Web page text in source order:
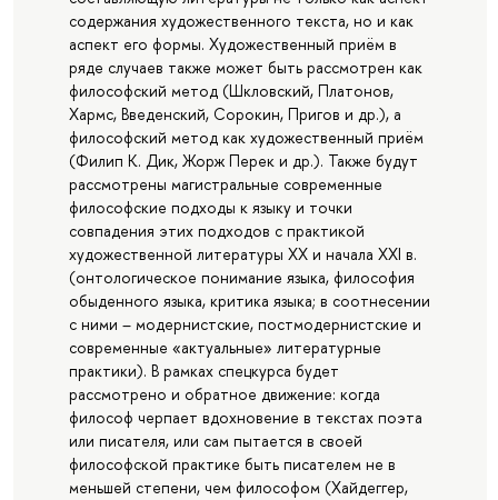
содержания художественного текста, но и как
аспект его формы. Художественный приём в
ряде случаев также может быть рассмотрен как
философский метод (Шкловский, Платонов,
Хармс, Введенский, Сорокин, Пригов и др.), а
философский метод как художественный приём
(Филип К. Дик, Жорж Перек и др.). Также будут
рассмотрены магистральные современные
философские подходы к языку и точки
совпадения этих подходов с практикой
художественной литературы XX и начала XXI в.
(онтологическое понимание языка, философия
обыденного языка, критика языка; в соотнесении
с ними – модернистские, постмодернистские и
современные «актуальные» литературные
практики). В рамках спецкурса будет
рассмотрено и обратное движение: когда
философ черпает вдохновение в текстах поэта
или писателя, или сам пытается в своей
философской практике быть писателем не в
меньшей степени, чем философом (Хайдеггер,